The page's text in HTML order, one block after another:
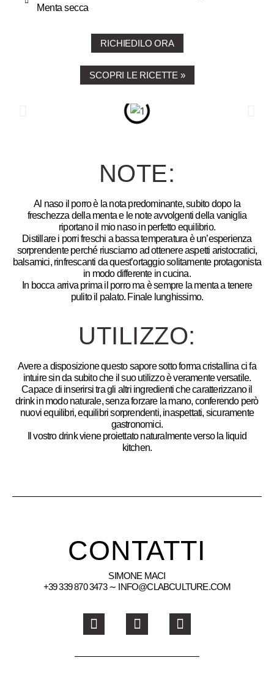
Menta secca
RICHIEDILO ORA
SCOPRI LE RICETTE »
NOTE:
Al naso il porro è la nota predominante, subito dopo la
freschezza della menta e le note avvolgenti della vaniglia
riportano il mio naso in perfetto equilibrio.
Distillare i porri freschi a bassa temperatura è un’esperienza
sorprendente perché riusciamo ad ottenere aspetti aristocratici,
balsamici, rinfrescanti da quest’ortaggio solitamente protagonista
in modo differente in cucina.
In bocca arriva prima il porro ma è sempre la menta a tenere
pulito il palato. Finale lunghissimo.
UTILIZZO:
Avere a disposizione questo sapore sotto forma cristallina ci fa
intuire sin da subito che il suo utilizzo è veramente versatile.
Capace di inserirsi tra gli altri ingredienti che caratterizzano il
drink in modo naturale, senza forzare la mano, conferendo però
nuovi equilibri, equilibri sorprendenti, inaspettati, sicuramente
gastronomici.
Il vostro drink viene proiettato naturalmente verso la liquid
kitchen.
CONTATTI
SIMONE MACI
+39 339 870 3473 ∼ INFO@CLABCULTURE.COM